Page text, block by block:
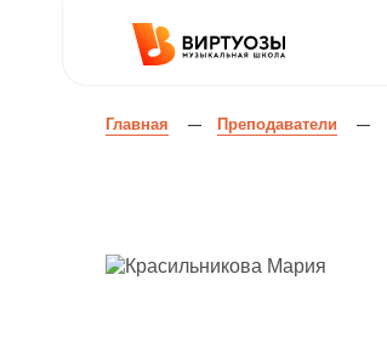
Главная — Преподаватели —